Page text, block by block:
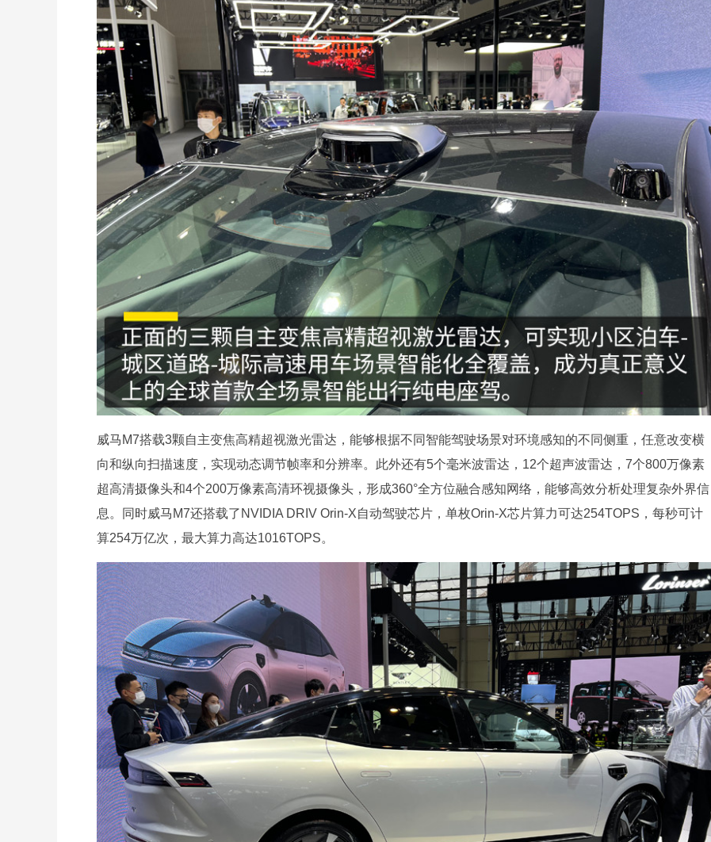
威马M7搭载3颗自主变焦高精超视激光雷达，能够根据不同智能驾驶场景对环境感知的不同侧重，任意改变横
向和纵向扫描速度，实现动态调节帧率和分辨率。此外还有5个毫米波雷达，12个超声波雷达，7个800万像素
超高清摄像头和4个200万像素高清环视摄像头，形成360°全方位融合感知网络，能够高效分析处理复杂外界信
息。同时威马M7还搭载了NVIDIA DRIV Orin-X自动驾驶芯片，单枚Orin-X芯片算力可达254TOPS，每秒可计
算254万亿次，最大算力高达1016TOPS。